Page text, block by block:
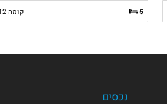
5 קומה 12
נכסים